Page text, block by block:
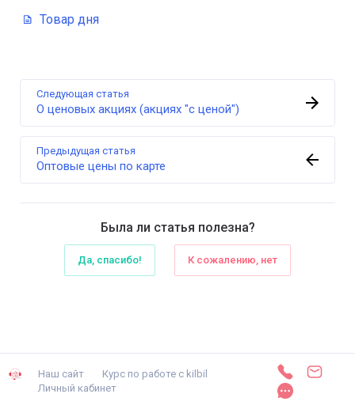
Товар дня
Предыдущая статья
Оптовые цены по карте
Следующая статья
О ценовых акциях (акциях "с ценой")
Была ли статья полезна?
Да, спасибо! К сожалению, нет
Наш сайт
Курс по работе с kilbil
Личный кабинет